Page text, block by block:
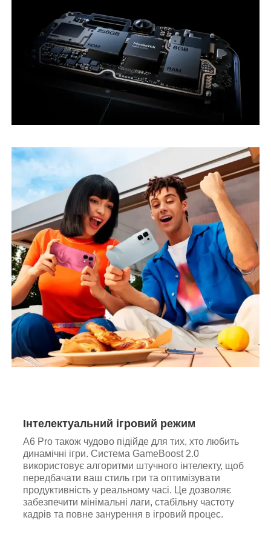
Інтелектуальний ігровий режим
A6 Pro також чудово підійде для тих, хто любить
динамічні ігри. Система GameBoost 2.0
використовує алгоритми штучного інтелекту, щоб
передбачати ваш стиль гри та оптимізувати
продуктивність у реальному часі. Це дозволяє
забезпечити мінімальні лаги, стабільну частоту
кадрів та повне занурення в ігровий процес.